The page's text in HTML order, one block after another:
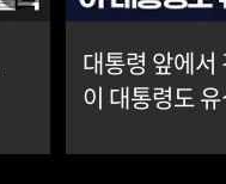
대통령 앞에
이 대통령도